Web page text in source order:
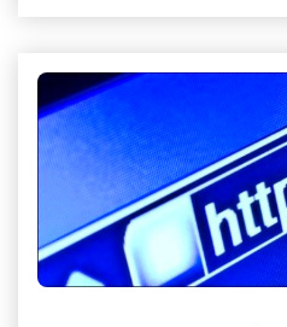
sau đó chương trình sẽ tự